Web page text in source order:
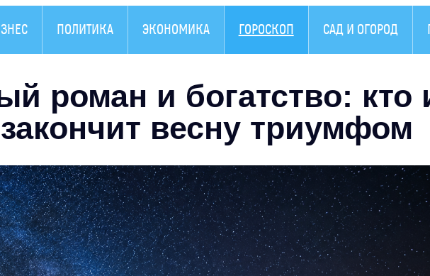
ПОЛИТИКА ЭКОНОМИКА ГОРОСКОП САД И ОГОРОД
роман и богатство: кто
весну триумфом